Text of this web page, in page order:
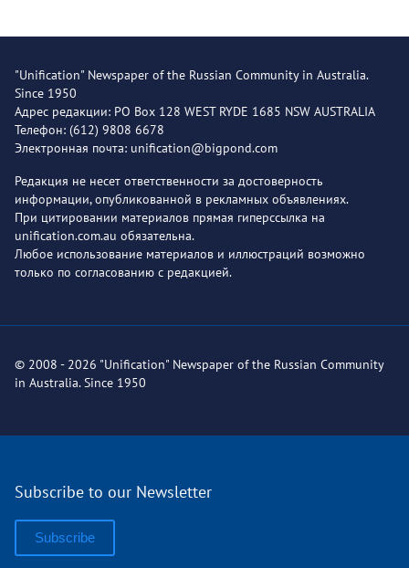
"Unification" Newspaper of the Russian Community in Australia.
Since 1950
Адрес редакции: PO Box 128 WEST RYDE 1685 NSW AUSTRALIA
Телефон: (612) 9808 6678
Электронная почта: unification@bigpond.com
Редакция не несет ответственности за достоверность
информации, опубликованной в рекламных объявлениях.
При цитировании материалов прямая гиперссылка на
unification.com.au обязательна.
Любое использование материалов и иллюстраций возможно
только по согласованию с редакцией.
© 2008 - 2026 "Unification" Newspaper of the Russian Community
in Australia. Since 1950
Subscribe to our Newsletter
Subscribe